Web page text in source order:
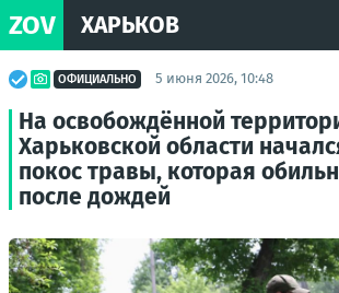
ZOV ХАРЬКОВ
ОФИЦИАЛЬНО 5 июня 2026, 10:48
На освобождённой
Харьковской области
покос травы, которая
после дождей